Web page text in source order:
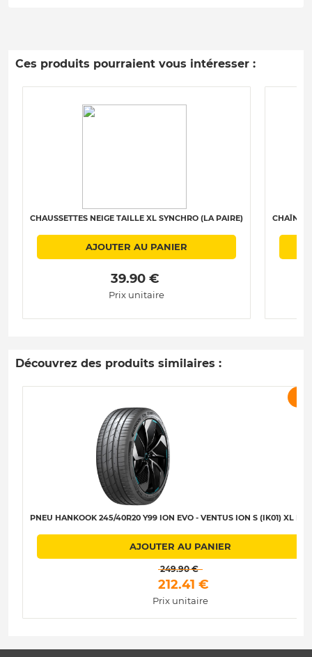
Ces produits pourraient vous intéresser :
CHAUSSETTES NEIGE TAILLE XL SYNCHRO (LA PAIRE)
AJOUTER AU PANIER
39.90 €
Prix unitaire
CHAÎNES
Découvrez des produits similaires :
PNEU HANKOOK 245/40R20 Y99 ION EVO - VENTUS ION S (IK01) XL B-
AJOUTER AU PANIER
249.90 €
212.41 €
Prix unitaire